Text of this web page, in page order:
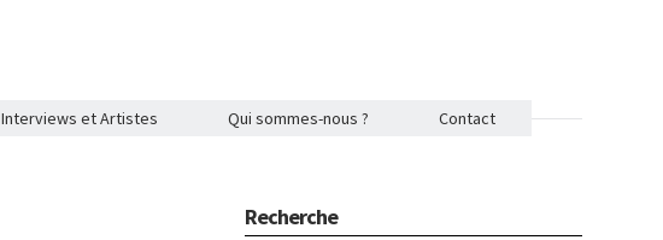
Interviews et Artistes Qui sommes-nous ? Contact
Recherche